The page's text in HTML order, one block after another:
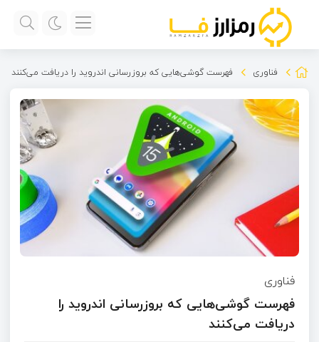
فناوری فهرست گوشی‌هایی که بروزرسانی اندروید را دریافت می‌کنند
فناوری
فهرست گوشی‌هایی که بروزرسانی اندروید را
دریافت می‌کنند